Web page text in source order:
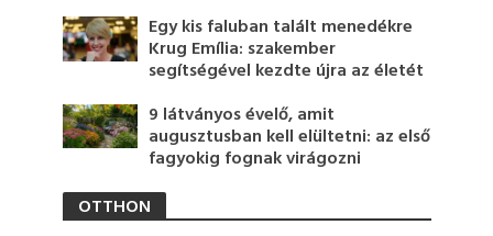
Egy kis faluban talált menedékre
Krug Emília: szakember
segítségével kezdte újra az életét
9 látványos évelő, amit
augusztusban kell elültetni: az első
fagyokig fognak virágozni
OTTHON